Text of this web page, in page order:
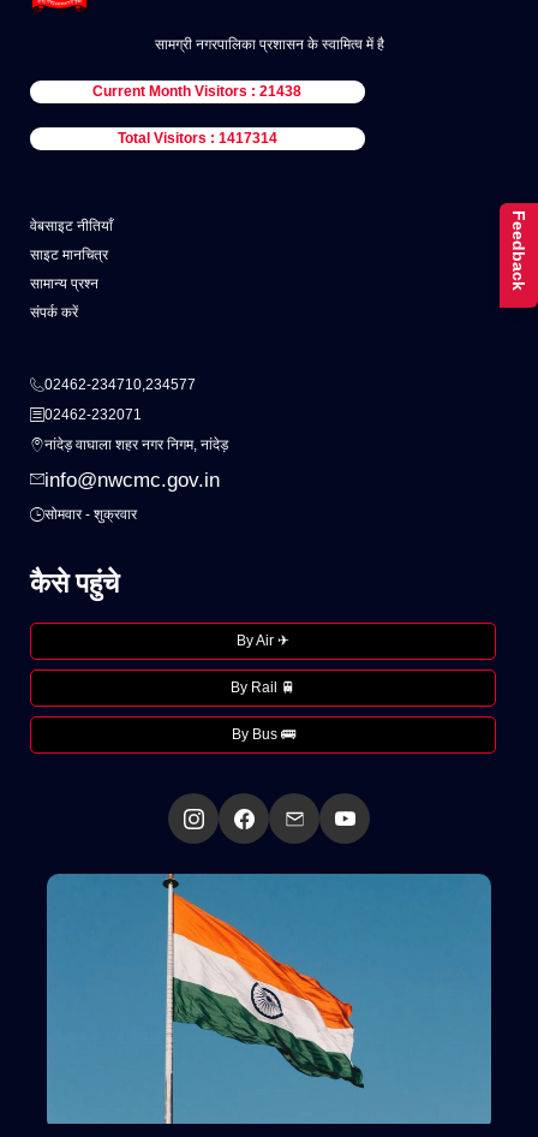
सामग्री नगरपालिका प्रशासन के स्वामित्व में है
Current Month Visitors : 21438
Total Visitors : 1417314
वेबसाइट नीतियाँ
साइट मानचित्र
सामान्य प्रश्न
संपर्क करें
02462-234710,234577
02462-232071
नांदेड़ वाघाला शहर नगर निगम, नांदेड़
info@nwcmc.gov.in
सोमवार - शुक्रवार
कैसे पहुंचे
By Air ✈
By Rail 🚆
By Bus 🚌
Feedback